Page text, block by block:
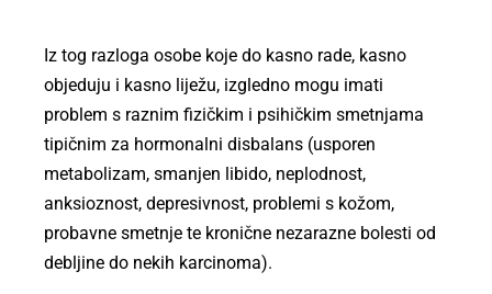
Iz tog razloga osobe koje do kasno rade, kasno
objeduju i kasno liježu, izgledno mogu imati
problem s raznim fizičkim i psihičkim smetnjama
tipičnim za hormonalni disbalans (usporen
metabolizam, smanjen libido, neplodnost,
anksioznost, depresivnost, problemi s kožom,
probavne smetnje te kronične nezarazne bolesti od
debljine do nekih karcinoma).